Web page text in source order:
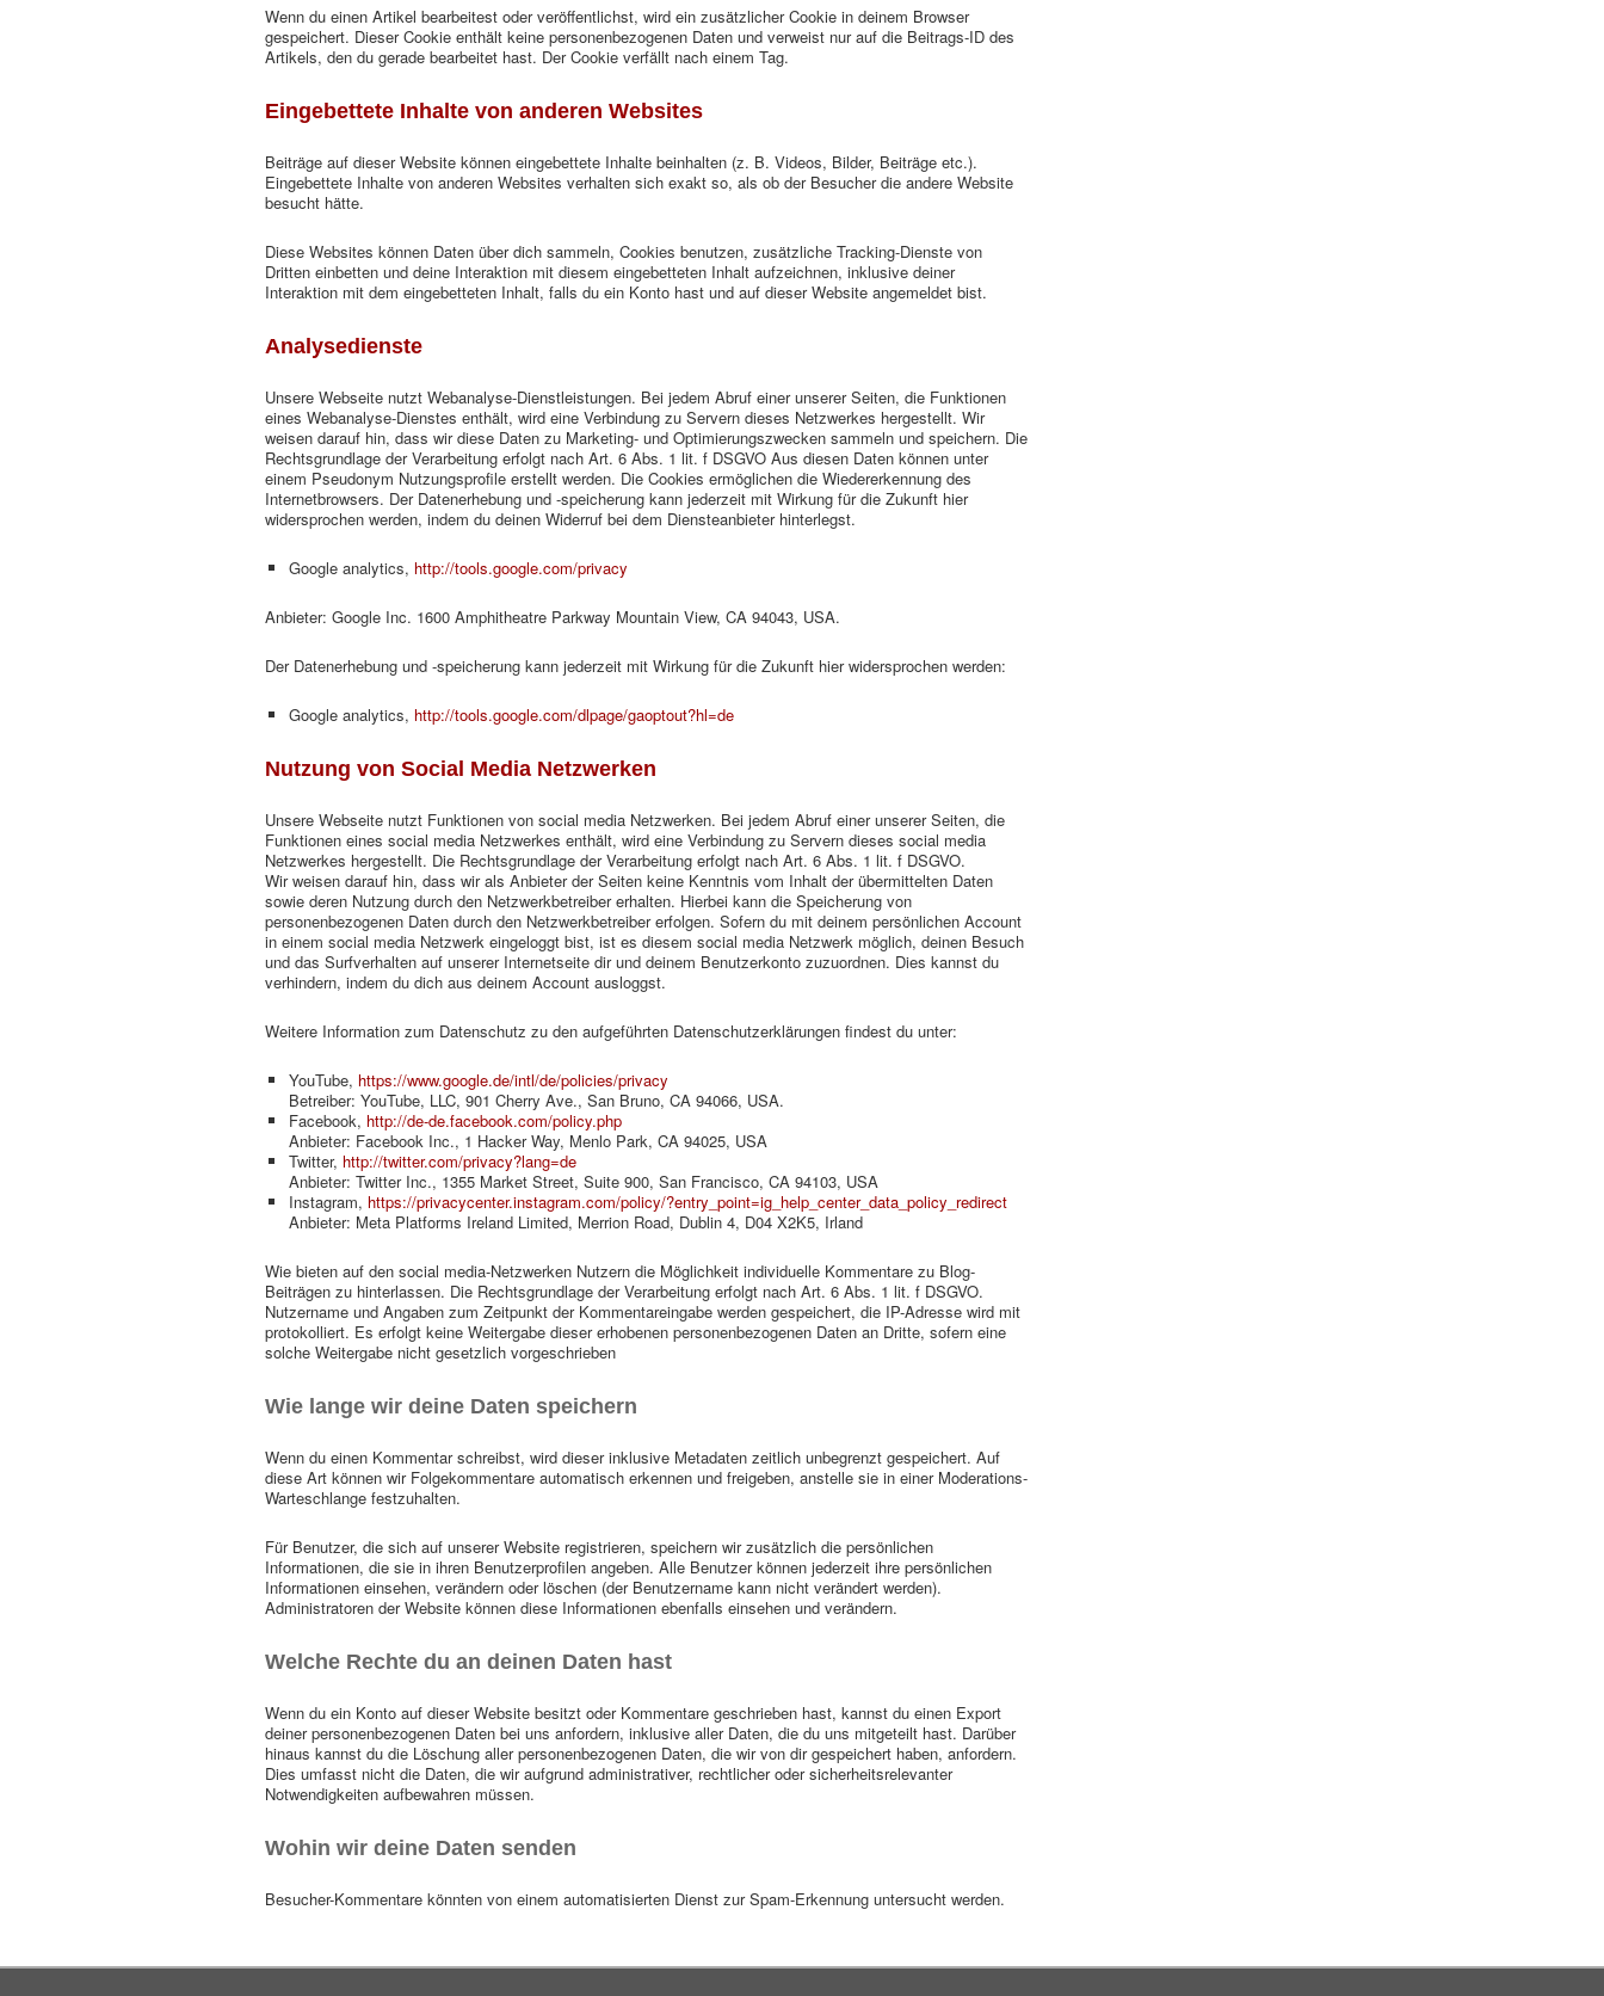
Wenn du einen Artikel bearbeitest oder veröffentlichst, wird ein zusätzlicher Cookie in deinem Browser
gespeichert. Dieser Cookie enthält keine personenbezogenen Daten und verweist nur auf die Beitrags-ID des
Artikels, den du gerade bearbeitet hast. Der Cookie verfällt nach einem Tag.
Eingebettete Inhalte von anderen Websites
Beiträge auf dieser Website können eingebettete Inhalte beinhalten (z. B. Videos, Bilder, Beiträge etc.).
Eingebettete Inhalte von anderen Websites verhalten sich exakt so, als ob der Besucher die andere Website
besucht hätte.
Diese Websites können Daten über dich sammeln, Cookies benutzen, zusätzliche Tracking-Dienste von
Dritten einbetten und deine Interaktion mit diesem eingebetteten Inhalt aufzeichnen, inklusive deiner
Interaktion mit dem eingebetteten Inhalt, falls du ein Konto hast und auf dieser Website angemeldet bist.
Analysedienste
Unsere Webseite nutzt Webanalyse-Dienstleistungen. Bei jedem Abruf einer unserer Seiten, die Funktionen
eines Webanalyse-Dienstes enthält, wird eine Verbindung zu Servern dieses Netzwerkes hergestellt. Wir
weisen darauf hin, dass wir diese Daten zu Marketing- und Optimierungszwecken sammeln und speichern. Die
Rechtsgrundlage der Verarbeitung erfolgt nach Art. 6 Abs. 1 lit. f DSGVO Aus diesen Daten können unter
einem Pseudonym Nutzungsprofile erstellt werden. Die Cookies ermöglichen die Wiedererkennung des
Internetbrowsers. Der Datenerhebung und -speicherung kann jederzeit mit Wirkung für die Zukunft hier
widersprochen werden, indem du deinen Widerruf bei dem Diensteanbieter hinterlegst.
Google analytics, http://tools.google.com/privacy
Anbieter: Google Inc. 1600 Amphitheatre Parkway Mountain View, CA 94043, USA.
Der Datenerhebung und -speicherung kann jederzeit mit Wirkung für die Zukunft hier widersprochen werden:
Google analytics, http://tools.google.com/dlpage/gaoptout?hl=de
Nutzung von Social Media Netzwerken
Unsere Webseite nutzt Funktionen von social media Netzwerken. Bei jedem Abruf einer unserer Seiten, die
Funktionen eines social media Netzwerkes enthält, wird eine Verbindung zu Servern dieses social media
Netzwerkes hergestellt. Die Rechtsgrundlage der Verarbeitung erfolgt nach Art. 6 Abs. 1 lit. f DSGVO.
Wir weisen darauf hin, dass wir als Anbieter der Seiten keine Kenntnis vom Inhalt der übermittelten Daten
sowie deren Nutzung durch den Netzwerkbetreiber erhalten. Hierbei kann die Speicherung von
personenbezogenen Daten durch den Netzwerkbetreiber erfolgen. Sofern du mit deinem persönlichen Account
in einem social media Netzwerk eingeloggt bist, ist es diesem social media Netzwerk möglich, deinen Besuch
und das Surfverhalten auf unserer Internetseite dir und deinem Benutzerkonto zuzuordnen. Dies kannst du
verhindern, indem du dich aus deinem Account ausloggst.
Weitere Information zum Datenschutz zu den aufgeführten Datenschutzerklärungen findest du unter:
YouTube, https://www.google.de/intl/de/policies/privacy
Betreiber: YouTube, LLC, 901 Cherry Ave., San Bruno, CA 94066, USA.
Facebook, http://de-de.facebook.com/policy.php
Anbieter: Facebook Inc., 1 Hacker Way, Menlo Park, CA 94025, USA
Twitter, http://twitter.com/privacy?lang=de
Anbieter: Twitter Inc., 1355 Market Street, Suite 900, San Francisco, CA 94103, USA
Instagram, https://privacycenter.instagram.com/policy/?entry_point=ig_help_center_data_policy_redirect
Anbieter: Meta Platforms Ireland Limited, Merrion Road, Dublin 4, D04 X2K5, Irland
Wie bieten auf den social media-Netzwerken Nutzern die Möglichkeit individuelle Kommentare zu Blog-
Beiträgen zu hinterlassen. Die Rechtsgrundlage der Verarbeitung erfolgt nach Art. 6 Abs. 1 lit. f DSGVO.
Nutzername und Angaben zum Zeitpunkt der Kommentareingabe werden gespeichert, die IP-Adresse wird mit
protokolliert. Es erfolgt keine Weitergabe dieser erhobenen personenbezogenen Daten an Dritte, sofern eine
solche Weitergabe nicht gesetzlich vorgeschrieben
Wie lange wir deine Daten speichern
Wenn du einen Kommentar schreibst, wird dieser inklusive Metadaten zeitlich unbegrenzt gespeichert. Auf
diese Art können wir Folgekommentare automatisch erkennen und freigeben, anstelle sie in einer Moderations-
Warteschlange festzuhalten.
Für Benutzer, die sich auf unserer Website registrieren, speichern wir zusätzlich die persönlichen
Informationen, die sie in ihren Benutzerprofilen angeben. Alle Benutzer können jederzeit ihre persönlichen
Informationen einsehen, verändern oder löschen (der Benutzername kann nicht verändert werden).
Administratoren der Website können diese Informationen ebenfalls einsehen und verändern.
Welche Rechte du an deinen Daten hast
Wenn du ein Konto auf dieser Website besitzt oder Kommentare geschrieben hast, kannst du einen Export
deiner personenbezogenen Daten bei uns anfordern, inklusive aller Daten, die du uns mitgeteilt hast. Darüber
hinaus kannst du die Löschung aller personenbezogenen Daten, die wir von dir gespeichert haben, anfordern.
Dies umfasst nicht die Daten, die wir aufgrund administrativer, rechtlicher oder sicherheitsrelevanter
Notwendigkeiten aufbewahren müssen.
Wohin wir deine Daten senden
Besucher-Kommentare könnten von einem automatisierten Dienst zur Spam-Erkennung untersucht werden.